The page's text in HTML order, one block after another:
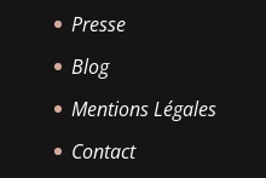
Presse
Blog
Mentions Légales
Contact